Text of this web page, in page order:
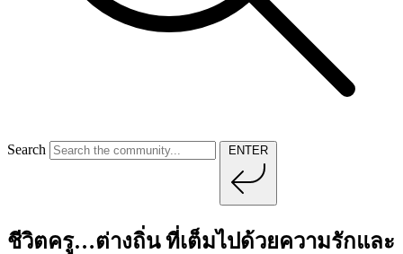
Search ENTER
ชีวิตครู…ต่างถิ่น ที่เต็มไปด้วยความรักและ